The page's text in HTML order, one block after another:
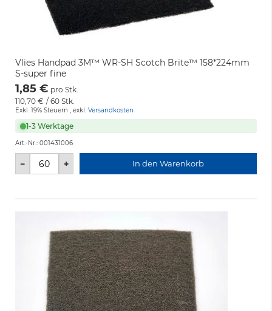
Vlies Handpad 3M™ WR-SH Scotch Brite™ 158*224mm
S-super fine
1,85 € pro Stk.
110,70 € / 60 Stk.
Exkl. 19% Steuern , exkl. Versandkosten
1-3 Werktage
Art.-Nr.: 001431006
− + In den Warenkorb